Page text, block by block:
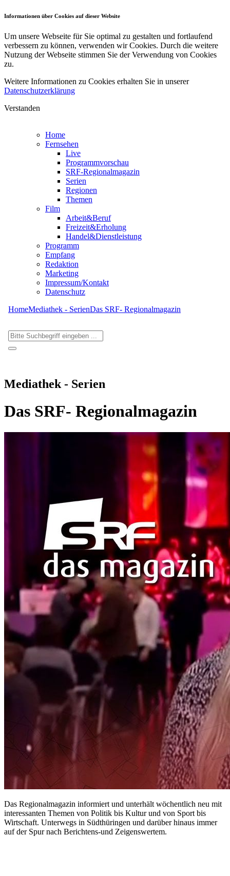
Informationen über Cookies auf dieser Website
Um unsere Webseite für Sie optimal zu gestalten und fortlaufend
verbessern zu können, verwenden wir Cookies. Durch die weitere
Nutzung der Webseite stimmen Sie der Verwendung von Cookies
zu.
Weitere Informationen zu Cookies erhalten Sie in unserer
Datenschutzerklärung
Verstanden
Home
Fernsehen
Live
Programmvorschau
SRF-Regionalmagazin
Serien
Regionen
Themen
Film
Arbeit&Beruf
Freizeit&Erholung
Handel&Dienstleistung
Programm
Empfang
Redaktion
Marketing
Impressum/Kontakt
Datenschutz
HomeMediathek - SerienDas SRF- Regionalmagazin
Mediathek - Serien
Das SRF- Regionalmagazin
Das Regionalmagazin informiert und unterhält wöchentlich neu mit
interessanten Themen von Politik bis Kultur und von Sport bis
Wirtschaft. Unterwegs in Südthüringen und darüber hinaus immer
auf der Spur nach Berichtens-und Zeigenswertem.